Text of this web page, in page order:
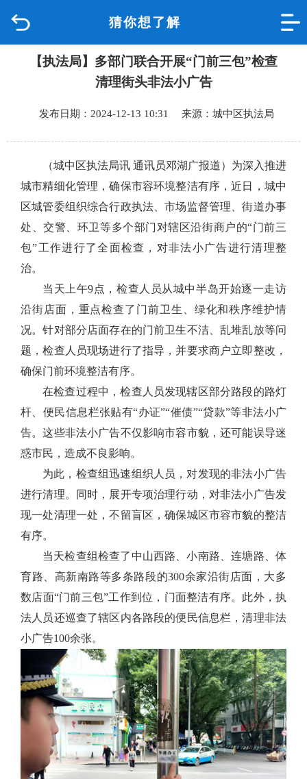
猜你想了解
品质城中
政府信息公开
互动回应
数据专题
【执法局】多部门联合开展“门前三包”检查
清理街头非法小广告
发布日期：2024-12-13 10:31 来源：城中区执法局
（城中区执法局讯 通讯员邓湖广报道） 为深入推进
城市精细化管理，确保市容环境整洁有序，近日，城中
区城管委组织综合行政执法、市场监督管理、街道办事
处、交警、环卫等多个部门对辖区沿街商户的“门前三
包”工作进行了全面检查，对非法小广告进行清理整
治。
当天上午9点，检查人员从城中半岛开始逐一走访
沿街店面，重点检查了门前卫生、绿化和秩序维护情
况。针对部分店面存在的门前卫生不洁、乱堆乱放等问
题，检查人员现场进行了指导，并要求商户立即整改，
确保门前环境整洁有序。
在检查过程中，检查人员发现辖区部分路段的路灯
杆、便民信息栏张贴有“办证”“催债”“贷款”等非法小广
告。这些非法小广告不仅影响市容市貌，还可能误导迷
惑市民，造成不良影响。
为此，检查组迅速组织人员，对发现的非法小广告
进行清理。同时，展开专项治理行动，对非法小广告发
现一处清理一处，不留盲区，确保城区市容市貌的整洁
有序。
当天检查组检查了中山西路、小南路、连塘路、体
育路、高新南路等多条路段的300余家沿街店面，大多
数店面“门前三包”工作到位，门面整洁有序。此外，执
法人员还巡查了辖区内各路段的便民信息栏，清理非法
小广告100余张。